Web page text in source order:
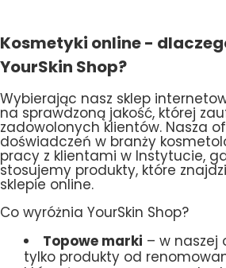
Kosmetyki online -
YourSkin Shop?
Wybierając nasz sklep
na sprawdzoną jakość, której
zadowolonych klientów. Nasza
doświadczeń w branży
pracy z klientami w Instytucie,
stosujemy produkty, które
sklepie online.
Co wyróżnia YourSkin Shop?
Topowe marki – w naszej
tylko produkty od